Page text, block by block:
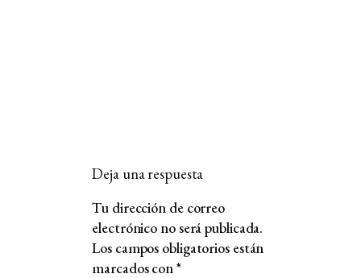
Deja una respuesta
Tu dirección de correo
electrónico no será publicada.
Los campos obligatorios están
marcados con*